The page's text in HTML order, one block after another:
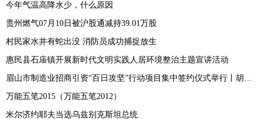
今年气温高降水少，什么原因
贵州燃气07月10日被沪股通减持39.01万股
村民家水井有蛇出没 消防员成功捕捉放生
惠民县石庙镇开展新时代文明实践人居环境整治主题宣讲活动
眉山市制造业招商引资“百日攻坚”行动项目集中签约仪式举行丨胡元坤刘舒琪陆建平邓智林致辞 黄河主持
万能五笔2015（万能五笔2012）
米尔济约耶夫当选乌兹别克斯坦总统